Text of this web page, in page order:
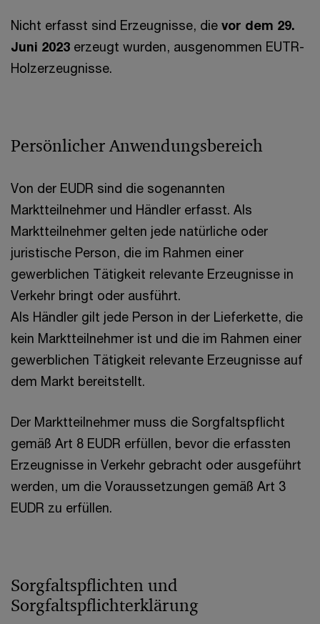
Nicht erfasst sind Erzeugnisse, die vor dem 29.
Juni 2023 erzeugt wurden, ausgenommen EUTR-
Holzerzeugnisse.
Persönlicher Anwendungsbereich
Von der EUDR sind die sogenannten
Marktteilnehmer und Händler erfasst. Als
Marktteilnehmer gelten jede natürliche oder
juristische Person, die im Rahmen einer
gewerblichen Tätigkeit relevante Erzeugnisse in
Verkehr bringt oder ausführt.
Als Händler gilt jede Person in der Lieferkette, die
kein Marktteilnehmer ist und die im Rahmen einer
gewerblichen Tätigkeit relevante Erzeugnisse auf
dem Markt bereitstellt.
Der Marktteilnehmer muss die Sorgfaltspflicht
gemäß Art 8 EUDR erfüllen, bevor die erfassten
Erzeugnisse in Verkehr gebracht oder ausgeführt
werden, um die Voraussetzungen gemäß Art 3
EUDR zu erfüllen.
Sorgfaltspflichten und
Sorgfaltspflichterklärung